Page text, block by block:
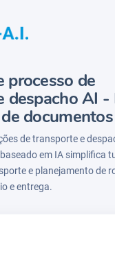
processo de
despacho AI -
documentos
de transporte e
em IA simplifica
e planejamento de
e entrega.